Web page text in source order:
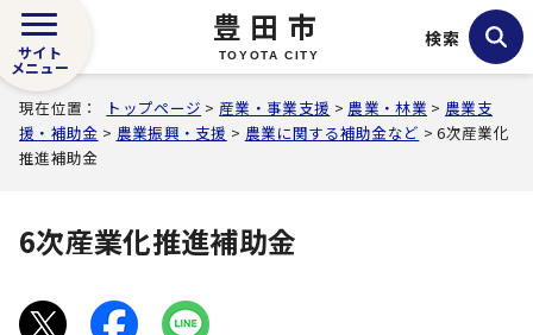
豊田市
TOYOTA CITY
サイト
メニュー
検索
現在位置： トップページ > 産業・事業支援 > 農業・林業 > 農業支
援・補助金 > 農業振興・支援 > 農業に関する補助金など > 6次産業化
推進補助金
6次産業化推進補助金